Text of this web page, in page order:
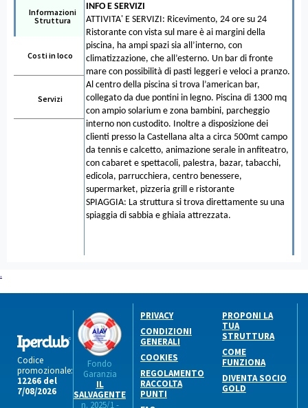
Informazioni
Struttura
Costi in loco
Servizi
INFO E SERVIZI
ATTIVITA' E SERVIZI: Ricevimento, 24 ore su 24
Ristorante con vista sul mare è ai margini della
piscina, ha ampi spazi sia all’interno, con
climatizzazione, che all’esterno. Un bar di fronte
mare con possibilità di pasti leggeri e veloci a pranzo.
Al centro della piscina si trova l’american bar,
collegato da due pontini in legno. Piscina di 1300 mq
con ampio solarium e zona bambini, parcheggio
interno non custodito. Inoltre a disposizione dei
clienti presso la Castellana alta a circa 500mt campo
da tennis e calcetto, animazione serale in anfiteatro,
con cabaret e spettacoli, palestra, bazar, tabacchi,
edicola, parrucchiera, centro benessere,
supermarket, pizzeria grill e ristorante
SPIAGGIA: La struttura si trova direttamente su una
spiaggia di sabbia e ghiaia attrezzata.
.
Codice
promozionale:
12266 del
7/08/2026
Fondo
Garanzia
IL
SALVAGENTE
n. 2025/1 -
PRIVACY
CONDIZIONI
GENERALI
COOKIES
REGOLAMENTO
RACCOLTA
PUNTI
PROPONI LA
TUA
STRUTTURA
COME
FUNZIONA
DIVENTA SOCIO
GOLD